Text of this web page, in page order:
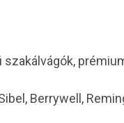
Berrywell,